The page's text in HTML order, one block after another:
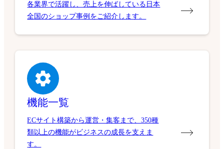
各業界で活躍し、売上を伸ばしている日本
全国のショップ事例をご紹介します。
機能一覧
ECサイト構築から運営・集客まで、350種
類以上の機能がビジネスの成長を支えま
す。